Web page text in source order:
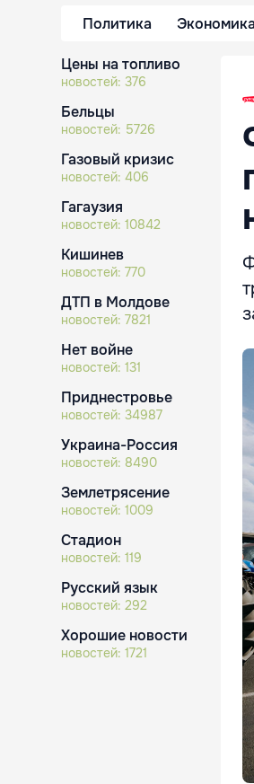
Политика Экономика
Цены на топливо
новостей: 376
Бельцы
новостей: 5726
Газовый кризис
новостей: 406
Гагаузия
новостей: 10842
Кишинев
новостей: 770
ДТП в Молдове
новостей: 7821
Нет войне
новостей: 131
Приднестровье
новостей: 34987
Украина-Россия
новостей: 8490
Землетрясение
новостей: 1009
Стадион
новостей: 119
Русский язык
новостей: 292
Хорошие новости
новостей: 1721